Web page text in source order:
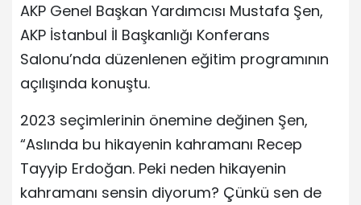
AKP Genel Başkan Yardımcısı Mustafa Şen,
AKP İstanbul İl Başkanlığı Konferans
Salonu’nda düzenlenen eğitim programının
açılışında konuştu.
2023 seçimlerinin önemine değinen Şen,
“Aslında bu hikayenin kahramanı Recep
Tayyip Erdoğan. Peki neden hikayenin
kahramanı sensin diyorum? Çünkü sen de